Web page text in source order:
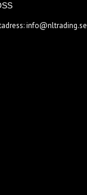
info@nltrading.se